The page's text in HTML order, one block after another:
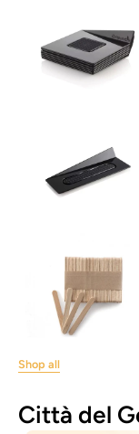
Shop all
Città del